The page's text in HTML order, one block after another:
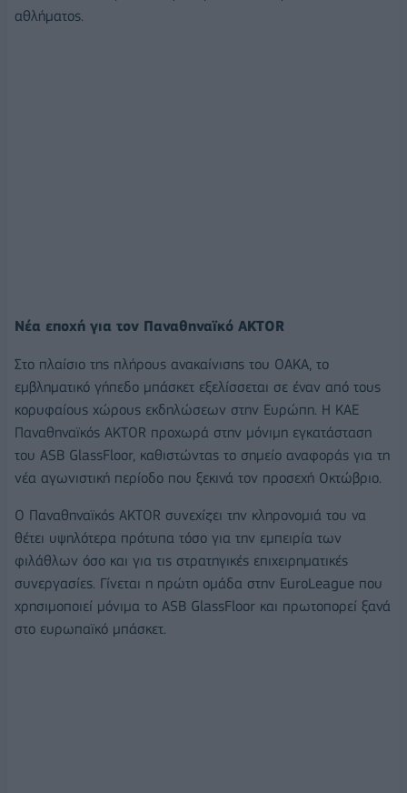
αθλήματος.
Νέα εποχή για τον Παναθηναϊκό AKTOR
Στο πλαίσιο της πλήρους ανακαίνισης του ΟΑΚΑ, το
εμβληματικό γήπεδο μπάσκετ εξελίσσεται σε έναν από τους
κορυφαίους χώρους εκδηλώσεων στην Ευρώπη. Η ΚΑΕ
Παναθηναϊκός AKTOR προχωρά στην μόνιμη εγκατάσταση
του ASB GlassFloor, καθιστώντας το σημείο αναφοράς για τη
νέα αγωνιστική περίοδο που ξεκινά τον προσεχή Οκτώβριο.
Ο Παναθηναϊκός AKTOR συνεχίζει την κληρονομιά του να
θέτει υψηλότερα πρότυπα τόσο για την εμπειρία των
φιλάθλων όσο και για τις στρατηγικές επιχειρηματικές
συνεργασίες. Γίνεται η πρώτη ομάδα στην EuroLeague που
χρησιμοποιεί μόνιμα το ASB GlassFloor και πρωτοπορεί ξανά
στο ευρωπαϊκό μπάσκετ.